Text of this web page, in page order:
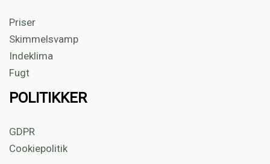
Priser
Skimmelsvamp
Indeklima
Fugt
POLITIKKER
GDPR
Cookiepolitik